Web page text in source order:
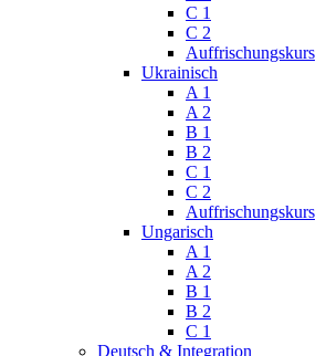
C 1
C 2
Auffrischungskurs
Ukrainisch
A 1
A 2
B 1
B 2
C 1
C 2
Auffrischungskurs
Ungarisch
A 1
A 2
B 1
B 2
C 1
Deutsch & Integration